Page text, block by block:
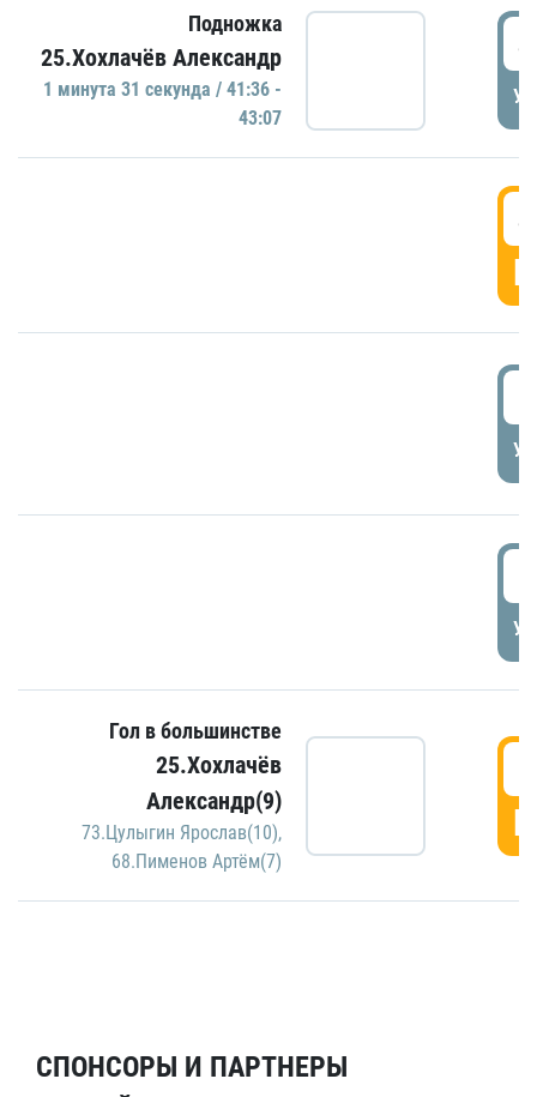
Подножка
25.Хохлачёв Александр
1 минутa 31 секундa / 41:36 -
43:07
Гол в большинстве
25.Хохлачёв
Александр(9)
73.Цулыгин Ярослав(10),
68.Пименов Артём(7)
СПОНСОРЫ И ПАРТНЕРЫ